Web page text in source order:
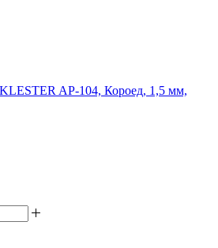
AP-104, Короед, 1,5 мм,